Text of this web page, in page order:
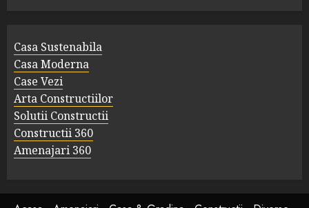
Casa Sustenabila
Casa Moderna
Case Vezi
Arta Constructiilor
Solutii Constructii
Constructii 360
Amenajari 360